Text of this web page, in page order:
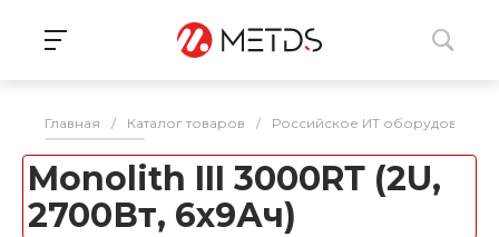
Главная / Каталог товаров / Российское ИТ оборудование
Monolith III 3000RТ (2U,
2700Вт, 6х9Ач)